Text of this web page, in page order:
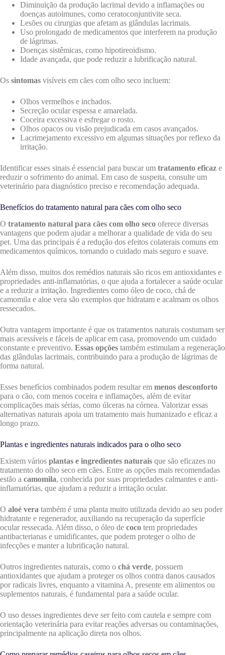
Diminuição da produção lacrimal devido a inflamações ou
doenças autoimunes, como ceratoconjuntivite seca.
Lesões ou cirurgias que afetam as glândulas lacrimais.
Uso prolongado de medicamentos que interferem na produção
de lágrimas.
Doenças sistêmicas, como hipotireoidismo.
Idade avançada, que pode reduzir a lubrificação natural.
Os sintomas visíveis em cães com olho seco incluem:
Olhos vermelhos e inchados.
Secreção ocular espessa e amarelada.
Coceira excessiva e esfregar o rosto.
Olhos opacos ou visão prejudicada em casos avançados.
Lacrimejamento excessivo em algumas situações por reflexo da
irritação.
Identificar esses sinais é essencial para buscar um tratamento eficaz e
reduzir o sofrimento do animal. Em caso de suspeita, consulte um
veterinário para diagnóstico preciso e recomendação adequada.
Benefícios do tratamento natural para cães com olho seco
O tratamento natural para cães com olho seco oferece diversas
vantagens que podem ajudar a melhorar a qualidade de vida do seu
pet. Uma das principais é a redução dos efeitos colaterais comuns em
medicamentos químicos, tornando o cuidado mais seguro e suave.
Além disso, muitos dos remédios naturais são ricos em antioxidantes e
propriedades anti-inflamatórias, o que ajuda a fortalecer a saúde ocular
e a reduzir a irritação. Ingredientes como óleo de coco, chá de
camomila e aloe vera são exemplos que hidratam e acalmam os olhos
ressecados.
Outra vantagem importante é que os tratamentos naturais costumam ser
mais acessíveis e fáceis de aplicar em casa, promovendo um cuidado
constante e preventivo. Essas opções também estimulam a regeneração
das glândulas lacrimais, contribuindo para a produção de lágrimas de
forma natural.
Esses benefícios combinados podem resultar em menos desconforto
para o cão, com menos coceira e inflamações, além de evitar
complicações mais sérias, como úlceras na córnea. Valorizar essas
alternativas naturais apoia um tratamento mais humanizado e eficaz a
longo prazo.
Plantas e ingredientes naturais indicados para o olho seco
Existem vários plantas e ingredientes naturais que são eficazes no
tratamento do olho seco em cães. Entre as opções mais recomendadas
estão a camomila, conhecida por suas propriedades calmantes e anti-
inflamatórias, que ajudam a reduzir a irritação ocular.
O aloé vera também é uma planta muito utilizada devido ao seu poder
hidratante e regenerador, auxiliando na recuperação da superfície
ocular ressecada. Além disso, o óleo de coco tem propriedades
antibacterianas e umidificantes, que podem proteger o olho de
infecções e manter a lubrificação natural.
Outros ingredientes naturais, como o chá verde, possuem
antioxidantes que ajudam a proteger os olhos contra danos causados
por radicais livres, enquanto a vitamina A, presente em alimentos ou
suplementos naturais, é fundamental para a saúde ocular.
O uso desses ingredientes deve ser feito com cautela e sempre com
orientação veterinária para evitar reações adversas ou contaminações,
principalmente na aplicação direta nos olhos.